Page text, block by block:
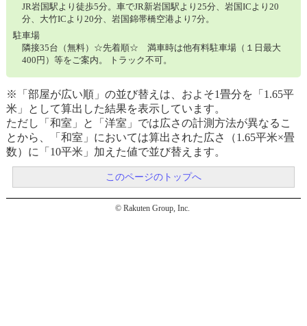
JR岩国駅より徒歩5分。車でJR新岩国駅より25分、岩国ICより20
分、大竹ICより20分、岩国錦帯橋空港より7分。
駐車場
隣接35台（無料）☆先着順☆ 満車時は他有料駐車場（１日最大
400円）等をご案内。 トラック不可。
※「部屋が広い順」の並び替えは、およそ1畳分を「1.65平
米」として算出した結果を表示しています。
ただし「和室」と「洋室」では広さの計測方法が異なるこ
とから、「和室」においては算出された広さ（1.65平米×畳
数）に「10平米」加えた値で並び替えます。
このページのトップへ
© Rakuten Group, Inc.